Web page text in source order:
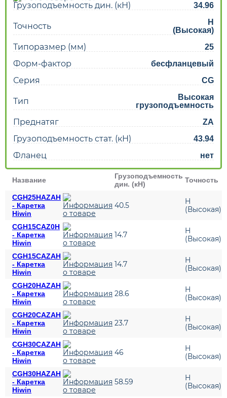
Грузоподъемность дин. (кН) 34.96
Точность
H
(Высокая)
Типоразмер (мм) 25
Форм-фактор бесфланцевый
Серия CG
Тип
Высокая
грузоподъемность
Преднатяг ZA
Грузоподъемность стат. (кН) 43.94
Фланец нет
Название
Грузоподъемность
дин. (кН)
Точность
CGH25HAZAH
- Каретка
Hiwin
40.5
H
(Высокая)
CGH15CAZ0H
- Каретка
Hiwin
14.7
H
(Высокая)
CGH15CAZAH
- Каретка
Hiwin
14.7
H
(Высокая)
CGH20HAZAH
- Каретка
Hiwin
28.6
H
(Высокая)
CGH20CAZAH
- Каретка
Hiwin
23.7
H
(Высокая)
CGH30CAZAH
- Каретка
Hiwin
46
H
(Высокая)
CGH30HAZAH
- Каретка
Hiwin
58.59
H
(Высокая)